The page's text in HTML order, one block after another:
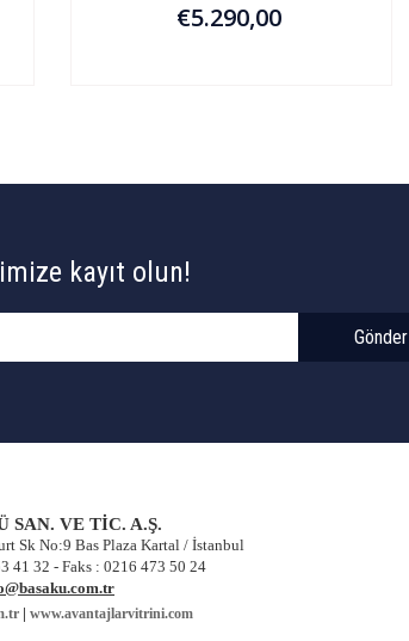
€5.290,00
kayıt olun!
Gönder
SAN. VE TİC. A.Ş.
Sk No:9 Bas Plaza Kartal / İstanbul
41 32 - Faks : 0216 473 50 24
| www.avantajlarvitrini.com